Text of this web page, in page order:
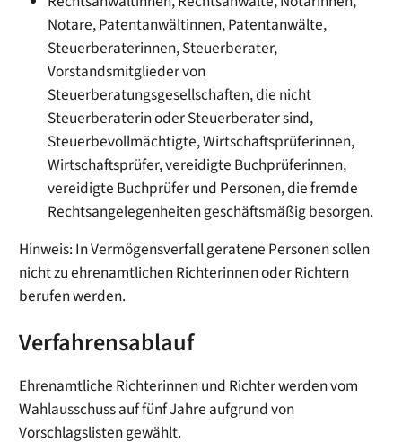
Notare, Patentanwältinnen, Patentanwälte,
Steuerberaterinnen, Steuerberater,
Vorstandsmitglieder von
Steuerberatungsgesellschaften, die nicht
Steuerberaterin oder Steuerberater sind,
Steuerbevollmächtigte, Wirtschaftsprüferinnen,
Wirtschaftsprüfer, vereidigte Buchprüferinnen,
vereidigte Buchprüferund Personen, die fremde
Rechtsangelegenheiten geschäftsmäßig besorgen.
Hinweis: In Vermögensverfall geratene Personen sollen
nicht zu ehrenamtlichen Richterinnen oder Richtern
berufen werden.
Verfahrensablauf
Ehrenamtliche Richterinnen und Richter werden vom
Wahlausschuss auf fünf Jahre aufgrund von
Vorschlagslisten gewählt.